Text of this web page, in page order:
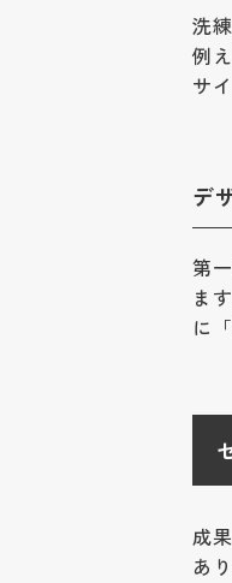
洗
例
サ
デ
第
ま
に
成
あ